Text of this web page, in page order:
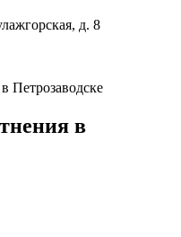
д. 8
Петрозаводске
в